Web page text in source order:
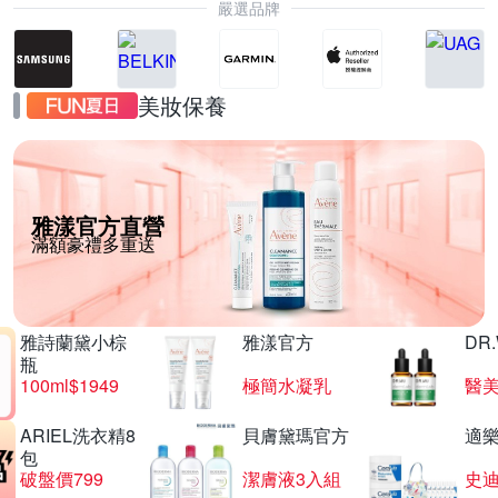
嚴選品牌
美妝保養
雅漾官方直營
滿額豪禮多重送
雅詩蘭黛小棕
瓶
100ml$1949
雅漾官方
極簡水凝乳
醫
ARIEL洗衣精8
包
破盤價799
貝膚黛瑪官方
潔膚液3入組
適
史